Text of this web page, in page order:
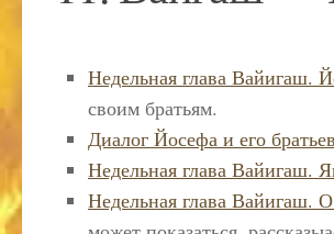
Недельная глава Вайигаш.
своим братьям.
Диалог Йосефа и его
Недельная глава Вайигаш.
Недельная глава Вайигаш.